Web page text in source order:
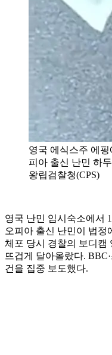
영국 에식스주 에
피아 출신 난민 하
왕립검찰청(CPS)
영국 난민 임시숙소에서
오피아 출신 난민이 법정
체포 당시 경찰의 보디캠
뜨겁게 달아올랐다.
건을 집중 보도했다.